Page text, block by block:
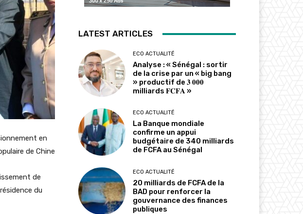
en
de Chine
de
du
LATEST ARTICLES
ECO ACTUALITÉ
Analyse : « Sénégal : sortir
de la crise par un « big bang
» productif de 𝟑 𝟎𝟎𝟎
milliards 𝐅𝐂𝐅𝐀 »
ECO ACTUALITÉ
La Banque mondiale
confirme un appui
budgétaire de 340 milliards
de FCFA au Sénégal
ECO ACTUALITÉ
20 milliards de FCFA de la
BAD pour renforcer la
gouvernance des finances
publiques